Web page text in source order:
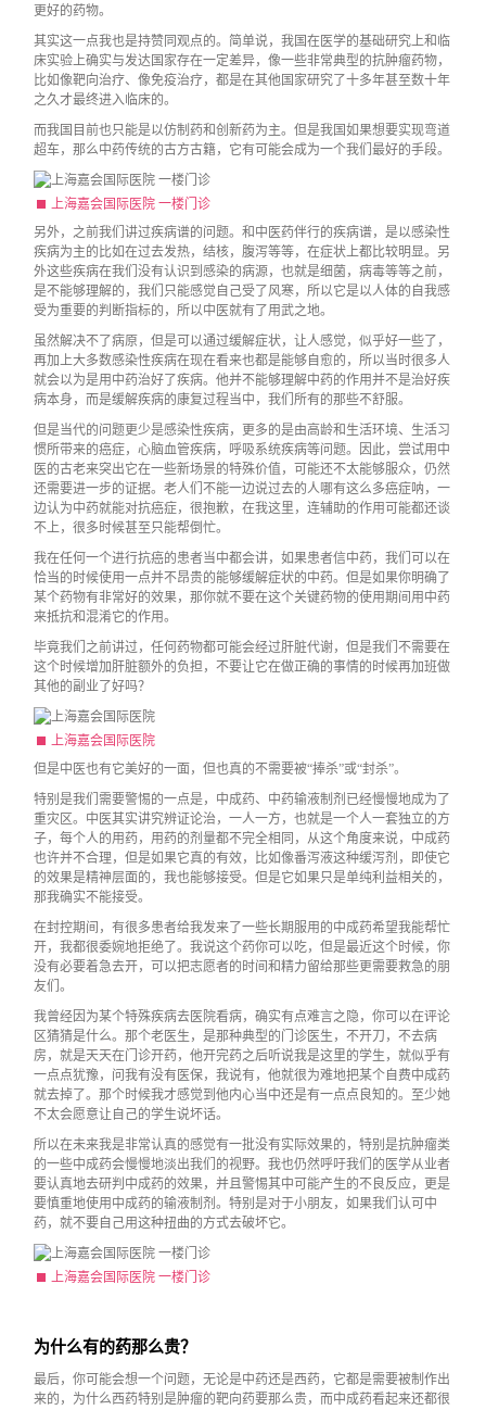
更好的药物。
其实这一点我也是持赞同观点的。简单说，我国在医学的基础研究上和临
床实验上确实与发达国家存在一定差异，像一些非常典型的抗肿瘤药物，
比如像靶向治疗、像免疫治疗，都是在其他国家研究了十多年甚至数十年
之久才最终进入临床的。
而我国目前也只能是以仿制药和创新药为主。但是我国如果想要实现弯道
超车，那么中药传统的古方古籍，它有可能会成为一个我们最好的手段。
上海嘉会国际医院 一楼门诊
另外，之前我们讲过疾病谱的问题。和中医药伴行的疾病谱，是以感染性
疾病为主的比如在过去发热，结核，腹泻等等，在症状上都比较明显。另
外这些疾病在我们没有认识到感染的病源，也就是细菌，病毒等等之前，
是不能够理解的，我们只能感觉自己受了风寒，所以它是以人体的自我感
受为重要的判断指标的，所以中医就有了用武之地。
虽然解决不了病原，但是可以通过缓解症状，让人感觉，似乎好一些了，
再加上大多数感染性疾病在现在看来也都是能够自愈的，所以当时很多人
就会以为是用中药治好了疾病。他并不能够理解中药的作用并不是治好疾
病本身，而是缓解疾病的康复过程当中，我们所有的那些不舒服。
但是当代的问题更少是感染性疾病，更多的是由高龄和生活环境、生活习
惯所带来的癌症，心脑血管疾病，呼吸系统疾病等问题。因此，尝试用中
医的古老来突出它在一些新场景的特殊价值，可能还不太能够服众，仍然
还需要进一步的证据。老人们不能一边说过去的人哪有这么多癌症呐，一
边认为中药就能对抗癌症，很抱歉，在我这里，连辅助的作用可能都还谈
不上，很多时候甚至只能帮倒忙。
我在任何一个进行抗癌的患者当中都会讲，如果患者信中药，我们可以在
恰当的时候使用一点并不昂贵的能够缓解症状的中药。但是如果你明确了
某个药物有非常好的效果，那你就不要在这个关键药物的使用期间用中药
来抵抗和混淆它的作用。
毕竟我们之前讲过，任何药物都可能会经过肝脏代谢，但是我们不需要在
这个时候增加肝脏额外的负担，不要让它在做正确的事情的时候再加班做
其他的副业了好吗？
上海嘉会国际医院
但是中医也有它美好的一面，但也真的不需要被“捧杀”或“封杀”。
特别是我们需要警惕的一点是，中成药、中药输液制剂已经慢慢地成为了
重灾区。中医其实讲究辨证论治，一人一方，也就是一个人一套独立的方
子，每个人的用药，用药的剂量都不完全相同，从这个角度来说，中成药
也许并不合理，但是如果它真的有效，比如像番泻液这种缓泻剂，即使它
的效果是精神层面的，我也能够接受。但是它如果只是单纯利益相关的，
那我确实不能接受。
在封控期间，有很多患者给我发来了一些长期服用的中成药希望我能帮忙
开，我都很委婉地拒绝了。我说这个药你可以吃，但是最近这个时候，你
没有必要着急去开，可以把志愿者的时间和精力留给那些更需要救急的朋
友们。
我曾经因为某个特殊疾病去医院看病，确实有点难言之隐，你可以在评论
区猜猜是什么。那个老医生，是那种典型的门诊医生，不开刀，不去病
房，就是天天在门诊开药，他开完药之后听说我是这里的学生，就似乎有
一点点犹豫，问我有没有医保，我说有，他就很为难地把某个自费中成药
就去掉了。那个时候我才感觉到他内心当中还是有一点点良知的。至少她
不太会愿意让自己的学生说坏话。
所以在未来我是非常认真的感觉有一批没有实际效果的，特别是抗肿瘤类
的一些中成药会慢慢地淡出我们的视野。我也仍然呼吁我们的医学从业者
要认真地去研判中成药的效果，并且警惕其中可能产生的不良反应，更是
要慎重地使用中成药的输液制剂。特别是对于小朋友，如果我们认可中
药，就不要自己用这种扭曲的方式去破坏它。
上海嘉会国际医院 一楼门诊
为什么有的药那么贵？
最后，你可能会想一个问题，无论是中药还是西药，它都是需要被制作出
来的，为什么西药特别是肿瘤的靶向药要那么贵，而中成药看起来还都很